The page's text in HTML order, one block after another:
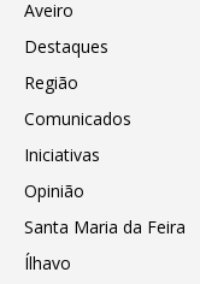
Aveiro
Destaques
Região
Comunicados
Iniciativas
Opinião
Santa Maria da Feira
Ílhavo